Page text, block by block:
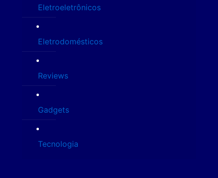
Eletroeletrônicos
Eletrodomésticos
Reviews
Gadgets
Tecnologia